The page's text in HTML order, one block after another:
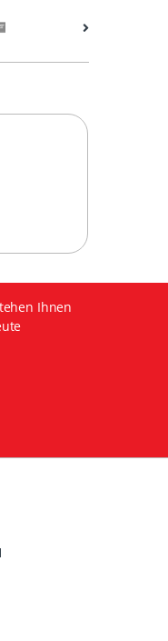
Ihnen